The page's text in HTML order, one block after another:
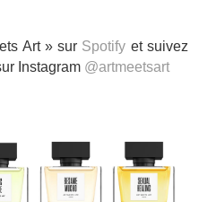
Art » sur Spotify et suivez
Instagram @artmeetsart